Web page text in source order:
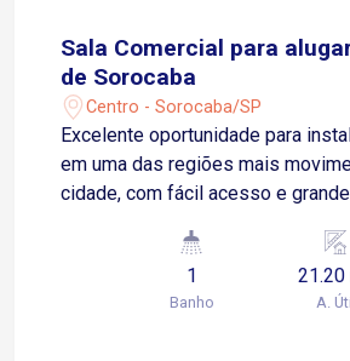
Sala Comercial para
de Sorocaba
Centro - Sorocaba/SP
Excelente oportunidade para
em uma das regiões mais
cidade, com fácil acesso e
fácil acesso à Avenida Dom
São Paulo, próxima ao
ao Terminal São Paulo. Sobre o imóvel: 1 sala 1
1
Banho
21.20
A. Útil